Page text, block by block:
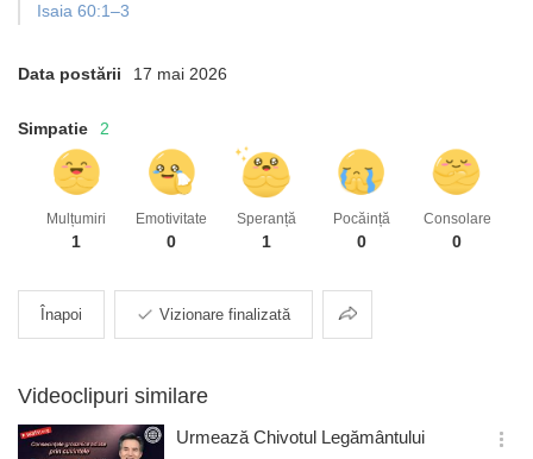
Isaia 60:1–3
Data postării 17 mai 2026
Simpatie 2
Mulțumiri
1
Emotivitate
0
Speranță
1
Pocăință
0
Consolare
0
Înapoi Vizionare finalizată Partajarea
Videoclipuri similare
Urmează Chivotul Legământului
옵